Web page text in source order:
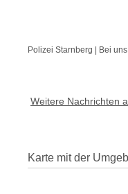
Polizei Starnberg | Bei
Weitere Nachrichten
Karte mit der